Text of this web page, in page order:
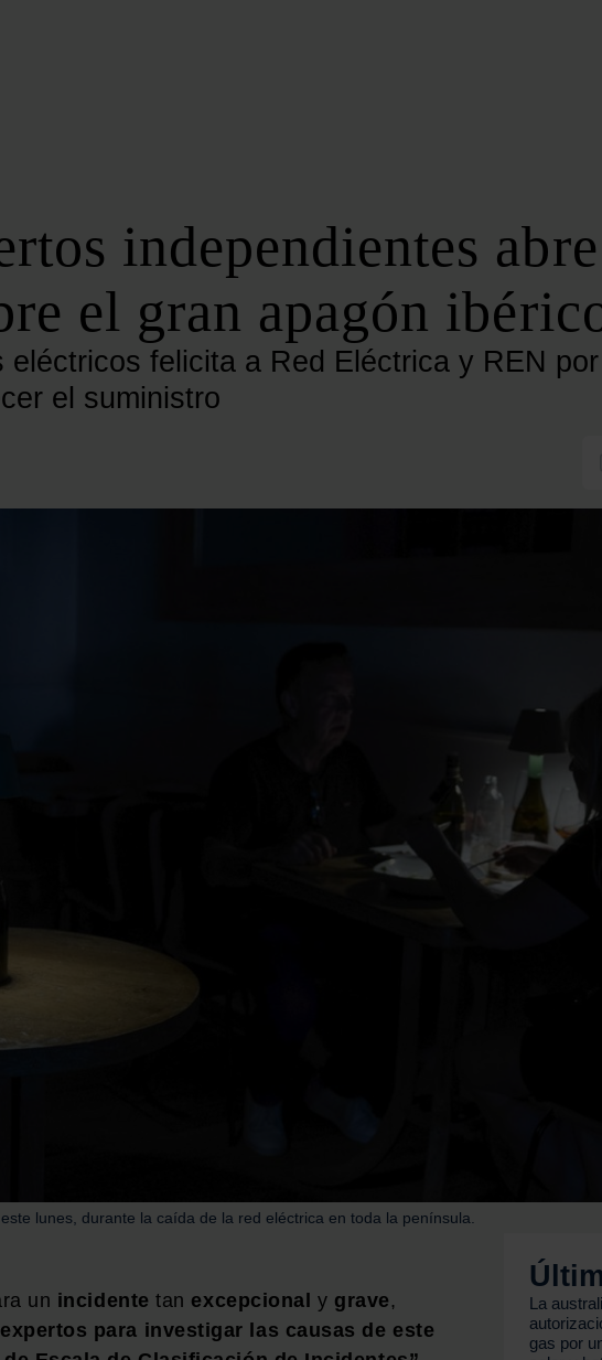
FORO DE AUTOCONSUMO
FORO DE MOVILIDAD SOSTENIBLE
FORO DE TRANSICIÓN ENERGÉTICA
FORO INDUSTRIAL
SERVICIOS
MEDIA KIT
independientes
el gran apagón
eléctricos felicita a Red Eléctrica y REN
el suministro
lunes, durante la caída de la red eléctrica en toda la península.
un incidente tan excepcional y grave ,
para investigar las causas de este
La
gas por